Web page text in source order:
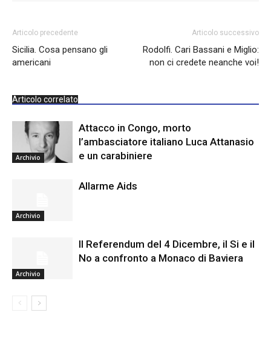
Articolo precedente
Sicilia. Cosa pensano gli
americani
Articolo successivo
Rodolfi. Cari Bassani e Miglio:
non ci credete neanche voi!
Articolo correlato
Archivio
Attacco in Congo, morto
l’ambasciatore italiano Luca Attanasio
e un carabiniere
Archivio
Allarme Aids
Archivio
Il Referendum del 4 Dicembre, il Si e il
No a confronto a Monaco di Baviera